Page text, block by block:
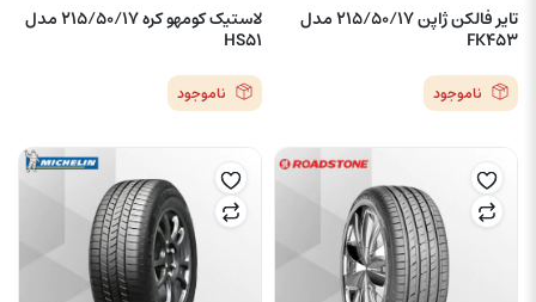
تایر فالکن ژاپن 215/50/17 مدل
FK453
ناموجود
لاستیک کومهو کره 215/50/17 مدل
HS51
ناموجود